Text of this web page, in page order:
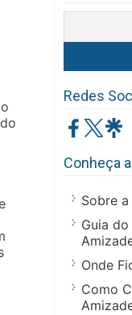
Redes
Conheça
Sobre
Guia
Onde
Como